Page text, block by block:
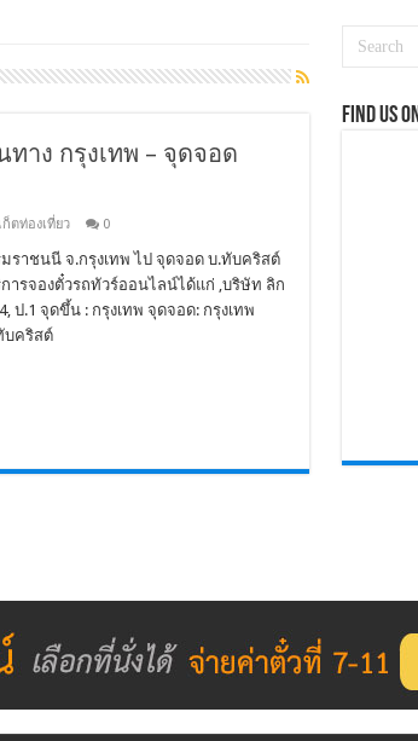
าง กรุงเทพ – จุดจอด
ก็ตท่องเที่ยว 0
ราชนนี จ.กรุงเทพ ไป จุดจอด บ.ทับคริสต์
ารจองตั๋วรถทัวร์ออนไลน์ได้แก่ ,บริษัท ลิก
ป.1 จุดขึ้น : กรุงเทพ จุดจอด: กรุงเทพ
บคริสต์
Find us